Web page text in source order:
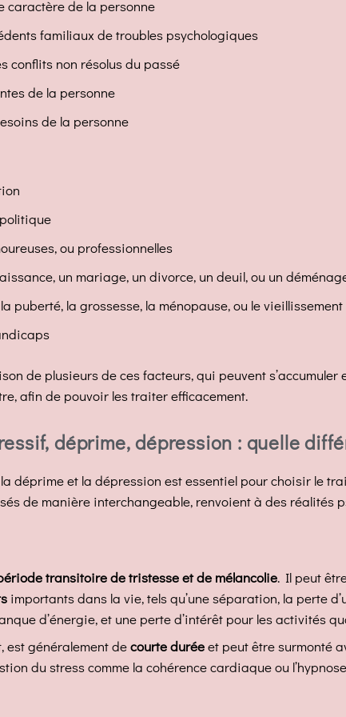
caractère de la personne
familiaux de troubles psychologiques
conflits non résolus du passé
de la personne
de la personne
ou professionnelles
un mariage, un divorce, un deuil, ou un
puberté, la grossesse, la ménopause, ou le vieillissement
de plusieurs de ces facteurs, qui peuvent
afin de pouvoir les traiter efficacement.
déprime, dépression : quelle
la déprime et la dépression est essentiel pour choisir le
de manière interchangeable, renvoient à des réalités
transitoire de tristesse et de mélancolie. Il peut
importants dans la vie, tels qu’une séparation, la perte
d’énergie, et une perte d’intérêt pour les activités
est généralement decourte duréeet peut être surmonté
du stress comme la cohérence cardiaque ou